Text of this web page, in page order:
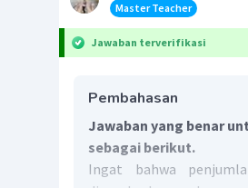
Master Teacher
Jawaban terverifikasi
Pembahasan
Jawaban yang benar
sebagai berikut.
Ingat bahwa